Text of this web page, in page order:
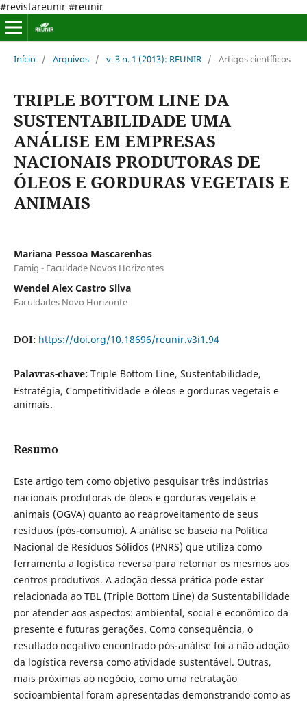
#revistareunir #reunir
Início / Arquivos / v. 3 n. 1 (2013): REUNIR / Artigos científicos
TRIPLE BOTTOM LINE DA
SUSTENTABILIDADE UMA
ANÁLISE EM EMPRESAS
NACIONAIS PRODUTORAS DE
ÓLEOS E GORDURAS VEGETAIS E
ANIMAIS
Mariana Pessoa Mascarenhas
Famig - Faculdade Novos Horizontes
Wendel Alex Castro Silva
Faculdades Novo Horizonte
DOI: https://doi.org/10.18696/reunir.v3i1.94
Palavras-chave: Triple Bottom Line, Sustentabilidade,
Estratégia, Competitividade e óleos e gorduras vegetais e
animais.
Resumo
Este artigo tem como objetivo pesquisar três indústrias
nacionais produtoras de óleos e gorduras vegetais e
animais (OGVA) quanto ao reaproveitamento de seus
resíduos (pós-consumo). A análise se baseia na Política
Nacional de Resíduos Sólidos (PNRS) que utiliza como
ferramenta a logística reversa para retornar os mesmos aos
centros produtivos. A adoção dessa prática pode estar
relacionada ao TBL (Triple Bottom Line) da Sustentabilidade
por atender aos aspectos: ambiental, social e econômico da
presente e futuras gerações. Como consequência, o
resultado negativo encontrado pós-análise foi a não adoção
da logística reversa como atividade sustentável. Outras,
mais próximas ao negócio, como uma retratação
socioambiental foram apresentadas demonstrando como as